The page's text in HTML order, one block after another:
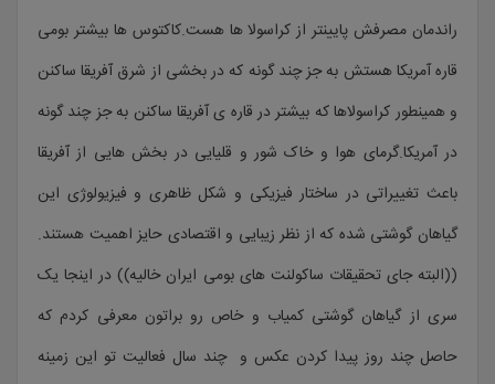
راندمان مصرفش پایینتر از کراسولا ها هست.کاکتوس ها بیشتر بومی
قاره آمریکا هستش به جز چند گونه که در بخشی از شرق آفریقا ساکنن
و همینطور کراسولاها که بیشتر در قاره ی آفریقا ساکنن به جز چند گونه
در آمریکا.گرمای هوا و خاک شور و قلیایی در بخش هایی از آفریقا
باعث تغییراتی در ساختار فیزیکی و شکل ظاهری و فیزیولوژی این
گیاهان گوشتی شده که از نظر زیبایی و اقتصادی حایز اهمیت هستند.
((البته جای تحقیقات ساکولنت های بومی ایران خالیه)) در اینجا یک
سری از گیاهان گوشتی کمیاب و خاص رو براتون معرفی کردم که
حاصل چند روز پیدا کردن عکس و چند سال فعالیت تو این زمینه